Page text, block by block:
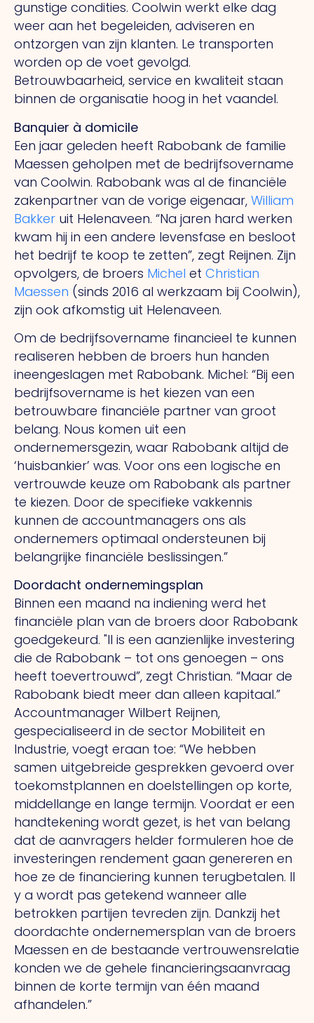
gunstige condities. Coolwin werkt elke dag
weer aan het begeleiden, adviseren en
ontzorgen van zijn klanten. Le transporten
worden op de voet gevolgd.
Betrouwbaarheid, service en kwaliteit staan
binnen de organisatie hoog in het vaandel.
Banquier à domicile
Een jaar geleden heeft Rabobank de familie
Maessen geholpen met de bedrijfsovername
van Coolwin. Rabobank was al de financiële
zakenpartner van de vorige eigenaar, William
Bakker uit Helenaveen. “Na jaren hard werken
kwam hij in een andere levensfase en besloot
het bedrijf te koop te zetten”, zegt Reijnen. Zijn
opvolgers, de broers Michel et Christian
Maessen (sinds 2016 al werkzaam bij Coolwin),
zijn ook afkomstig uit Helenaveen.
Om de bedrijfsovername financieel te kunnen
realiseren hebben de broers hun handen
ineengeslagen met Rabobank. Michel: “Bij een
bedrijfsovername is het kiezen van een
betrouwbare financiële partner van groot
belang. Nous komen uit een
ondernemersgezin, waar Rabobank altijd de
‘huisbankier’ was. Voor ons een logische en
vertrouwde keuze om Rabobank als partner
te kiezen. Door de specifieke vakkennis
kunnen de accountmanagers ons als
ondernemers optimaal ondersteunen bij
belangrijke financiële beslissingen.”
Doordacht ondernemingsplan
Binnen een maand na indiening werd het
financiële plan van de broers door Rabobank
goedgekeurd. "Il is een aanzienlijke investering
die de Rabobank – tot ons genoegen – ons
heeft toevertrouwd”, zegt Christian. “Maar de
Rabobank biedt meer dan alleen kapitaal.”
Accountmanager Wilbert Reijnen,
gespecialiseerd in de sector Mobiliteit en
Industrie, voegt eraan toe: “We hebben
samen uitgebreide gesprekken gevoerd over
toekomstplannen en doelstellingen op korte,
middellange en lange termijn. Voordat er een
handtekening wordt gezet, is het van belang
dat de aanvragers helder formuleren hoe de
investeringen rendement gaan genereren en
hoe ze de financiering kunnen terugbetalen. Il
y a wordt pas getekend wanneer alle
betrokken partijen tevreden zijn. Dankzij het
doordachte ondernemersplan van de broers
Maessen en de bestaande vertrouwensrelatie
konden we de gehele financieringsaanvraag
binnen de korte termijn van één maand
afhandelen.”